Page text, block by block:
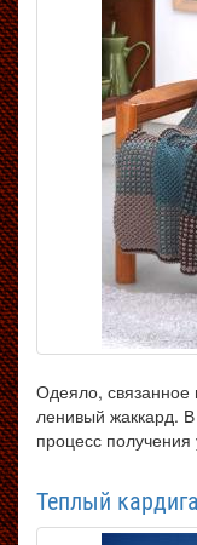
Одеяло, связанное
ленивый жаккард.
процесс получения
Теплый